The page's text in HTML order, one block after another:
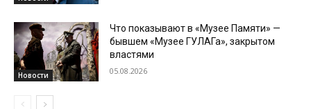
Новости
Что показывают в «Музее Памяти» —
бывшем «Музее ГУЛАГа», закрытом
властями
05.08.2026